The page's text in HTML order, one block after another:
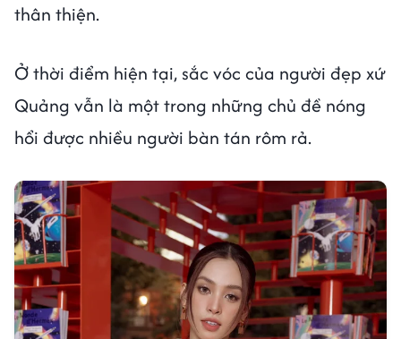
thân thiện.
Ở thời điểm hiện tại, sắc vóc của người đẹp xứ
Quảng vẫn là một trong những chủ đề nóng
hổi được nhiều người bàn tán rôm rả.